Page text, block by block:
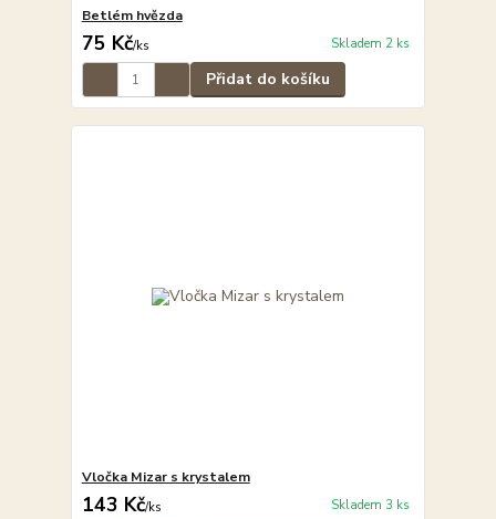
Betlém hvězda
75 Kč/ks Skladem 2 ks
Přidat do košíku
Vločka Mizar s krystalem
143 Kč/ks Skladem 3 ks